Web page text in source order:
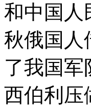
和中国人
秋俄国人
了我国军
西伯利压